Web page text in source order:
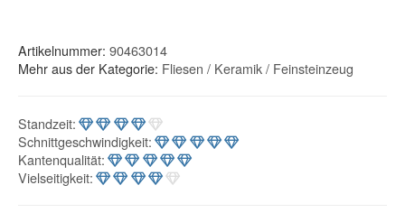
Artikelnummer: 90463014
Mehr aus der Kategorie: Fliesen / Keramik / Feinsteinzeug
Standzeit:
Schnittgeschwindigkeit:
Kantenqualität:
Vielseitigkeit: